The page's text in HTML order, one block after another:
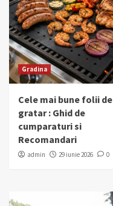
Gradina
Cele mai bune folii de
gratar : Ghid de
cumparaturi si
Recomandari
admin 29 iunie 2026 0